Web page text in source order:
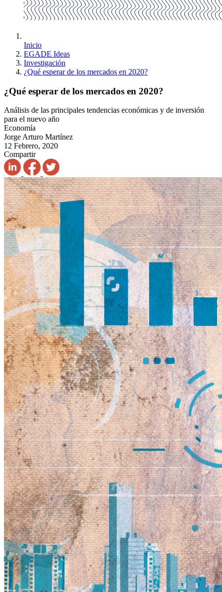
Inicio
EGADE Ideas
Investigación
¿Qué esperar de los mercados en 2020?
¿Qué esperar de los mercados en 2020?
Análisis de las principales tendencias económicas y de inversión
para el nuevo año
Economía
Jorge Arturo Martínez
12 Febrero, 2020
Compartir